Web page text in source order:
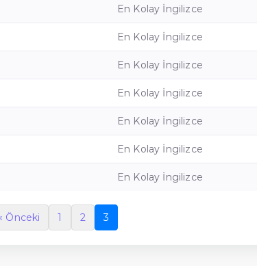
En Kolay İngilizce
En Kolay İngilizce
En Kolay İngilizce
En Kolay İngilizce
En Kolay İngilizce
En Kolay İngilizce
En Kolay İngilizce
Önceki 1 2 3